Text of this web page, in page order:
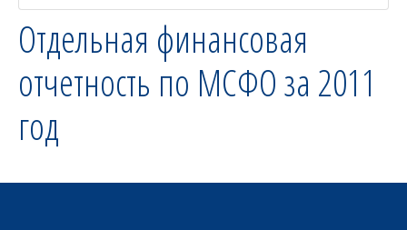
Отдельная финансовая
отчетность по МСФО за 2011
год